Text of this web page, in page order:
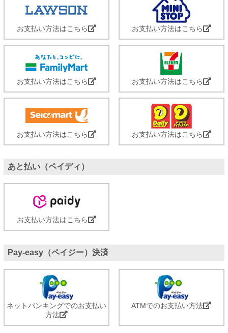
お支払い方法はこちら お支払い方法はこちら
お支払い方法はこちら お支払い方法はこちら
お支払い方法はこちら お支払い方法はこちら
あと払い（ペイディ）
お支払い方法はこちら
Pay-easy（ペイジー）決済
ネットバンキングでのお支払い
方法
ATMでのお支払い方法